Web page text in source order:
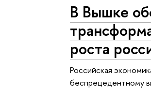
В Вышке
роста
Российская
беспрецедентному